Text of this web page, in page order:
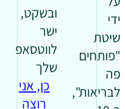
ידי
שיטת
"פותחים
פה
לבריאות",
ובשקט,
ישר
לווטסאפ
שלך
כן, אני
רוצה